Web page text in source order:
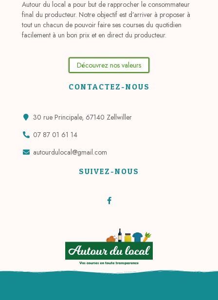
Autour du local a pour but de rapprocher le consommateur
final du producteur. Notre objectif est d’arriver à proposer à
tout un chacun de pouvoir faire ses courses du quotidien
facilement à un bon prix et en direct du producteur.
Découvrez nos valeurs
CONTACTEZ-NOUS
30 rue Principale, 67140 Zellwiller
07 87 01 61 14
autourdulocal@gmail.com
SUIVEZ-NOUS